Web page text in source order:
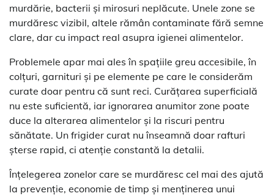
murdărie, bacterii și mirosuri neplăcute. Unele zone se
murdăresc vizibil, altele rămân contaminate fără semne
clare, dar cu impact real asupra igienei alimentelor.
Problemele apar mai ales în spațiile greu accesibile, în
colțuri, garnituri și pe elemente pe care le considerăm
curate doar pentru că sunt reci. Curățarea superficială
nu este suficientă, iar ignorarea anumitor zone poate
duce la alterarea alimentelor și la riscuri pentru
sănătate. Un frigider curat nu înseamnă doar rafturi
șterse rapid, ci atenție constantă la detalii.
Înțelegerea zonelor care se murdăresc cel mai des ajută
la prevenție, economie de timp și menținerea unui